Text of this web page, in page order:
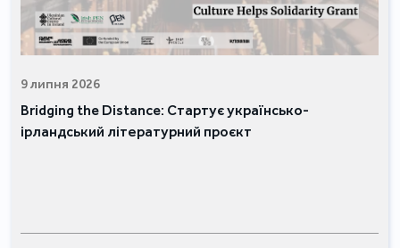
9 липня 2026
Bridging the Distance: Стартує українсько-
ірландський літературний проєкт